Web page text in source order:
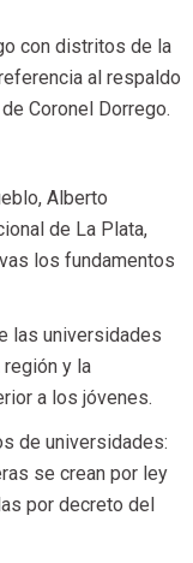
con distritos de la
al respaldo
Coronel Dorrego.
Alberto
de La Plata,
los fundamentos
las universidades
y la
a los jóvenes.
de universidades:
se crean por ley
por decreto del